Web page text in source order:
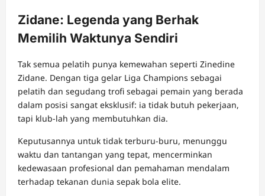
Zidane: Legenda yang Berhak
Memilih Waktunya Sendiri
Tak semua pelatih punya kemewahan seperti Zinedine
Zidane. Dengan tiga gelar Liga Champions sebagai
pelatih dan segudang trofi sebagai pemain yang berada
dalam posisi sangat eksklusif: ia tidak butuh pekerjaan,
tapi klub-lah yang membutuhkan dia.
Keputusannya untuk tidak terburu-buru, menunggu
waktu dan tantangan yang tepat, mencerminkan
kedewasaan profesional dan pemahaman mendalam
terhadap tekanan dunia sepak bola elite.